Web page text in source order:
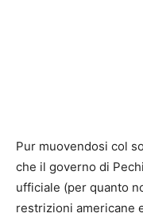
Pur muovendosi col
che il governo di
ufficiale (per quanto
restrizioni americane